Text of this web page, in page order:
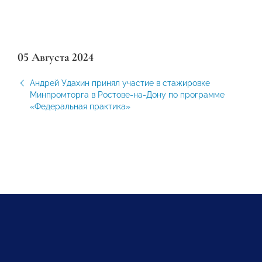
05 Августа 2024
Андрей Удахин принял участие в стажировке
Минпромторга в Ростове-на-Дону по программе
«Федеральная практика»